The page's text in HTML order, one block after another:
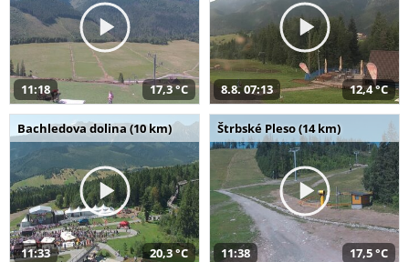
11:18 17,3 °C 8.8. 07:13 12,4 °C
Bachledova dolina (10 km)
11:33 20,3 °C
Štrbské Pleso (14 km)
11:38 17,5 °C